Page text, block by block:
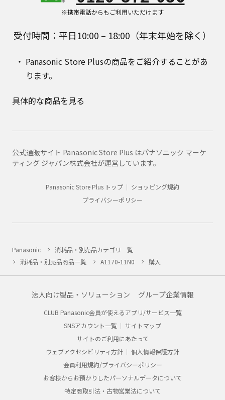
※携帯電話からもご利用いただけます
受付時間：平日10:00 – 18:00（年末年始を除く）
Panasonic Store Plusの商品をご紹介することがあ
ります。
具体的な商品を見る
公式通販サイト Panasonic Store Plus はパナソニック マーケ
ティング ジャパン株式会社が運営しています。
Panasonic Store Plus トップ
ショッピング規約
プライバシーポリシー
Panasonic
消耗品・別売品カテゴリ一覧
消耗品・別売品商品一覧
A1170-11N0 購入
法人向け製品・ソリューション グループ企業情報
CLUB Panasonic会員が使えるアプリ/サービス一覧
SNSアカウント一覧
サイトマップ
サイトのご利用にあたって
ウェブアクセシビリティ方針
個人情報保護方針
会員利用規約/プライバシーポリシー
お客様からお預かりしたパーソナルデータについて
特定商取引法・古物営業法について